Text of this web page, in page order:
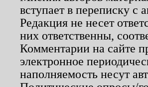
вступает в переписку с
Редакция не несет
них ответственны,
Комментарии на сайте
электронное
наполняемость несут